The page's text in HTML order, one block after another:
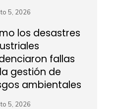
5, 2026
los desastres
fallas
gestión de
ambientales
5, 2026